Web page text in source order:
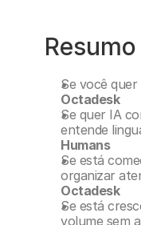
Resumo
Octadesk
Se quer IA
entende
Humans
Se está
Octadesk
Se está
volume sem